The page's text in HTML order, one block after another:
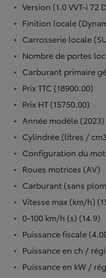
Version (1.0 VVT-i 72
Finition locale
Carrosserie locale
Nombre de portes
Carburant primaire
Prix TTC (18900.00)
Prix HT (15750.00)
Année modèle (2023)
Cylindrée (litres /
Configuration du
Roues motrices (AV)
Carburant (sans
Vitesse max (km/h)
0-100 km/h (s) (14.9)
Puissance fiscale
Puissance en ch /
Puissance en kW /